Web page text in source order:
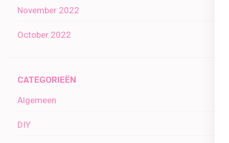
November 2022
October 2022
CATEGORIEËN
Algemeen
DIY